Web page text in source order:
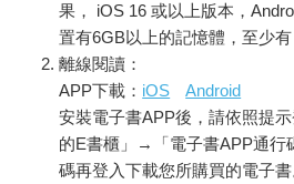
說得倒容易。但什麼是正確字詞？良
後續講解的規則類似於歐威爾和馬克
次又一次挖掘出這些規則，其中還包
一百八十多年獲取的心得。
果， iOS 16 或以上版本，
置有6GB以上的記憶體，至少有
離線閱讀：
APP下載： iOS
Android
安裝電子書APP後，請依照提
的E書櫃」→「電子書APP通行
碼再登入下載您所購買的電子